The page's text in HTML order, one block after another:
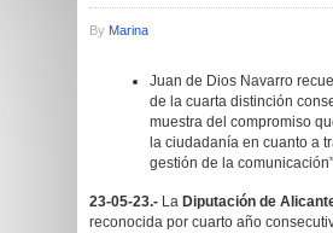
By Marina
Juan de Dios Navarro
de la cuarta distinción
muestra del compromiso
la ciudadanía en cuanto a
gestión de la comunicación”
23-05-23.- La Diputación de
reconocida por cuarto año